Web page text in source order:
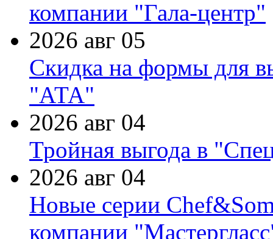
компании "Гала-центр"
2026 авг 05
Скидка на формы для
"АТА"
2026 авг 04
Тройная выгода в
2026 авг 04
Новые серии
компании